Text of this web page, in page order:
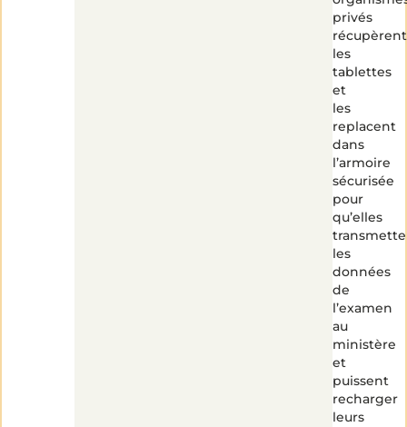
privés
récupèrent
les
tablettes
et
les
replacent
dans
l’armoire
sécurisée
pour
qu’elles
les
données
de
l’examen
au
ministère
et
puissent
recharger
leurs